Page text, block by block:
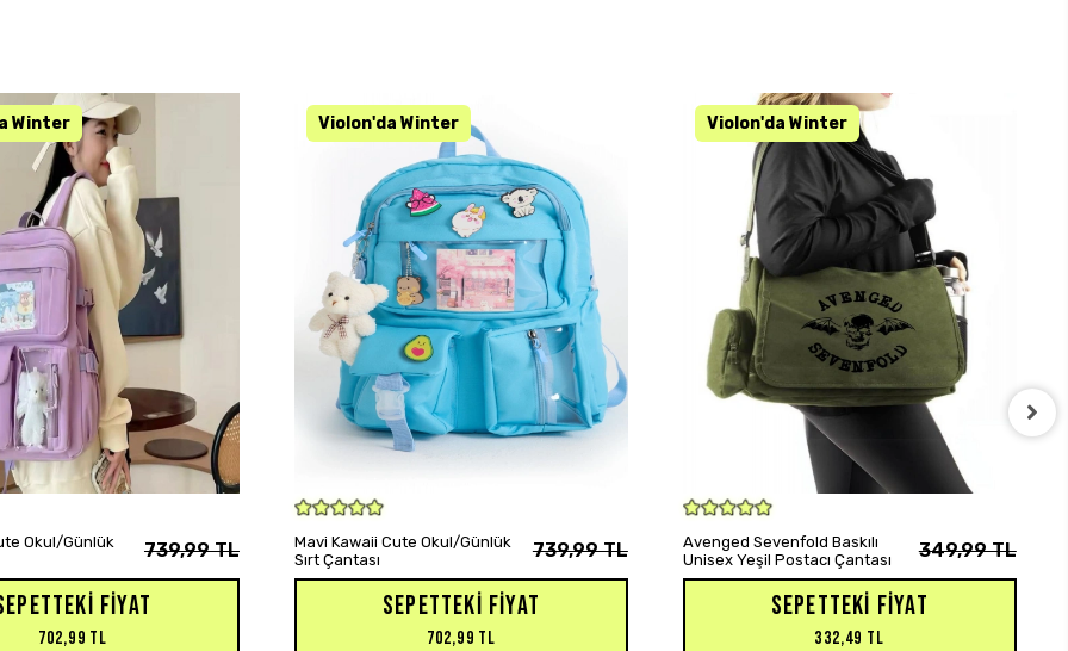
Okul/Günlük
739,99 TL
FIYAT
702,99 TL
Mavi Kawaii Cute Okul/Günlük
Sırt Çantası
739,99 TL
SEPETTEKI FIYAT
702,99 TL
Avenged Sevenfold Baskılı
Unisex Yeşil Postacı Çantası
349,99 TL
SEPETTEKI FIYAT
332,49 TL